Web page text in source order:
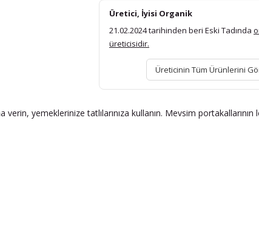
Üretici, İyisi Organik
21.02.2024 tarihinden beri Eski Tadında
üreticisidir.
Üreticinin Tüm Ürünlerini
verin, yemeklerinize tatlılarınıza kullanın. Mevsim